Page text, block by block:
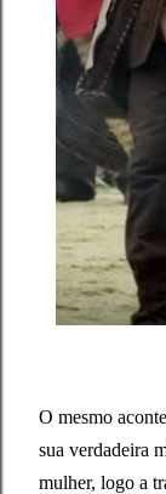
O mesmo
sua verdadeira
mulher, logo a